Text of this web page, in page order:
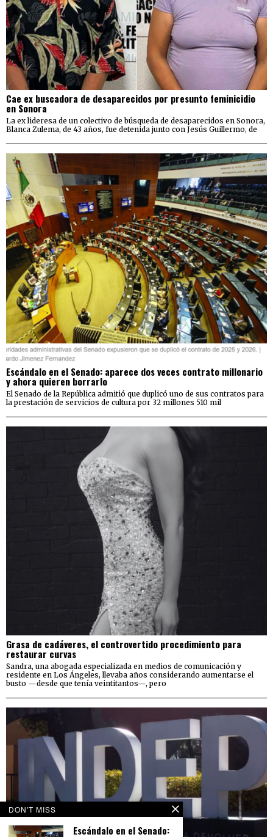
Cae ex buscadora de desaparecidos por presunto feminicidio
en Sonora
La ex lideresa de un colectivo de búsqueda de desaparecidos en Sonora,
Blanca Zulema, de 43 años, fue detenida junto con Jesús Guillermo, de
Escándalo en el Senado: aparece dos veces contrato millonario
y ahora quieren borrarlo
El Senado de la República admitió que duplicó uno de sus contratos para
la prestación de servicios de cultura por 32 millones 510 mil
Grasa de cadáveres, el controvertido procedimiento para
restaurar curvas
Sandra, una abogada especializada en medios de comunicación y
residente en Los Ángeles, llevaba años considerando aumentarse el
busto —desde que tenía veintitantos—, pero
DON'T MISS
Escándalo en el Senado: